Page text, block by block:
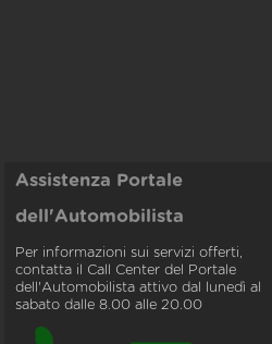
Assistenza Portale
dell'Automobilista
Per informazioni sui servizi offerti,
contatta il Call Center del Portale
dell'Automobilista attivo dal lunedì al
sabato dalle 8.00 alle 20.00